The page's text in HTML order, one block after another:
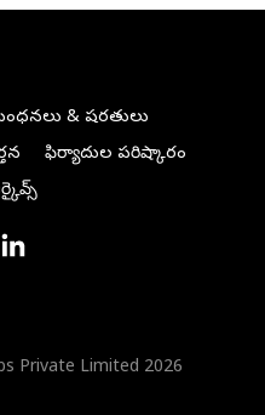
& షరతులు
ఫిర్యాదుల పరిష్కారం
Private Limited 2026